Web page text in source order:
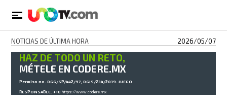
NOTICIAS DE ÚLTIMA HORA 2026/05/07
HAZ DE TODO UN RETO,
MÉTELE EN CODERE.MX
Permiso no. DGG/SP/442/97, DGJS/234/2019. JUEGO
RESPONSABLE. +18https://www.codere.mx